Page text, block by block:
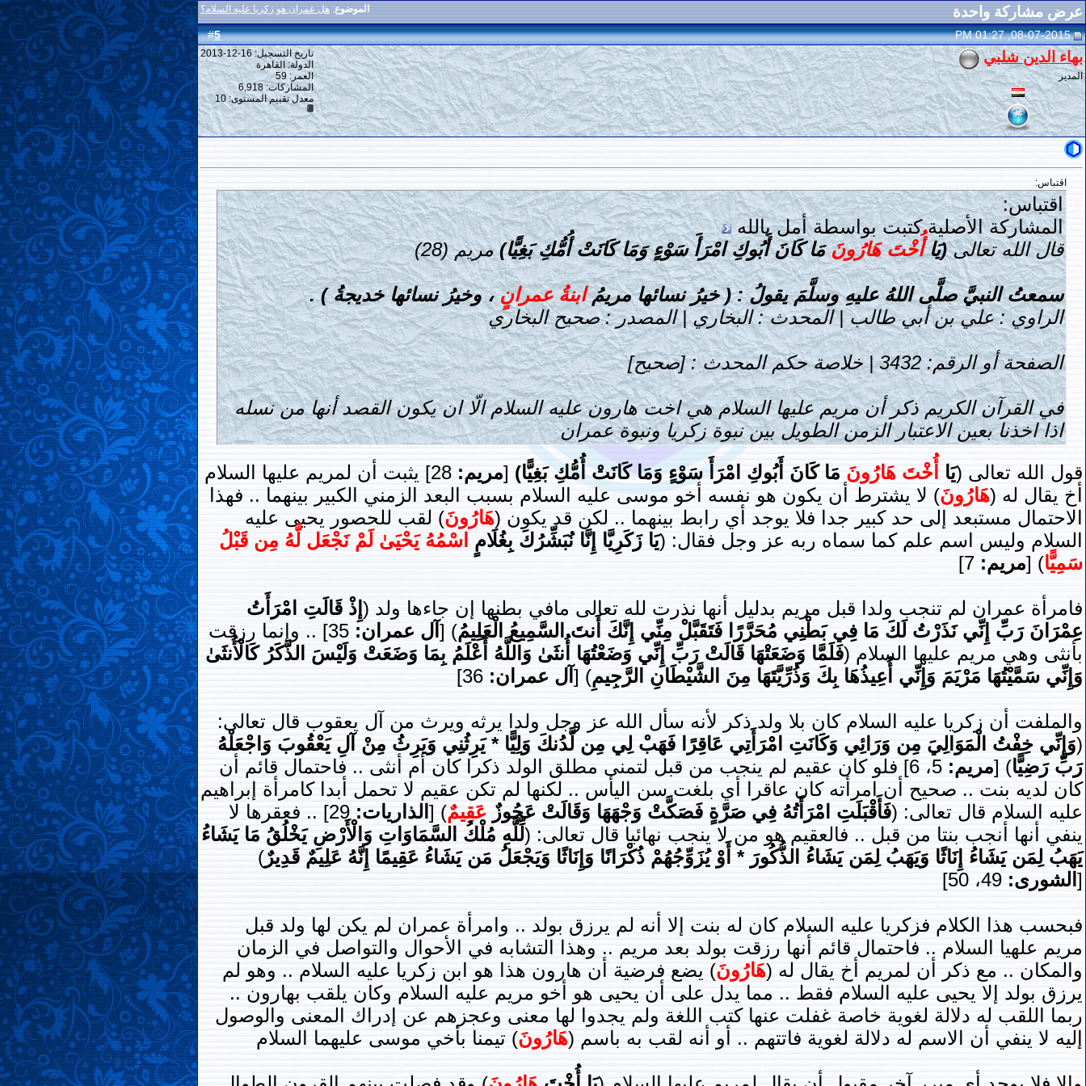
الموضوع: هل عمران هو زكريا عليه السلام؟ عرض مشاركة واحدة
#
5 08-07-2015, 01:27 PM
بهاء الدين شلبي
المدير
تاريخ التسجيل: 16-12-2013
الدولة: القاهرة
العمر: 59
المشاركات: 6,918
معدل تقييم المستوى: 10
اقتباس:
اقتباس:
المشاركة الأصلية كتبت بواسطة أمل بالله
قال الله تعالى(يَاأُخْتَ هَارُونَمَا كَانَ أَبُوكِ امْرَأَ سَوْءٍ وَمَا كَانَتْ أُمُّكِ بَغِيًّا)مريم (28)
سمعتُ النبيَّ صلَّى اللهُ عليهِ وسلَّمَ يقولُ : ( خيرُ نسائها مريمُابنةُ عمرانٍ، وخيرُ نسائها خديجةُ ) .
الراوي : علي بن أبي طالب | المحدث : البخاري | المصدر : صحيح البخاري
الصفحة أو الرقم: 3432 | خلاصة حكم المحدث : [صحيح]
في القرآن الكريم ذكر أن مريم عليها السلام هي اخت هارون عليه السلام الّا ان يكون القصد أنها من نسله
اذا اخذنا بعين الاعتبار الزمن الطويل بين نبوة زكريا ونبوة عمران
قول الله تعالى (يَا أُخْتَ هَارُونَ مَا كَانَ أَبُوكِ امْرَأَ سَوْءٍ وَمَا كَانَتْ أُمُّكِ بَغِيًّا) [مريم:
28] يثبت أن لمريم عليها السلام
أخ يقال له (هَارُونَ) لا يشترط أن يكون هو نفسه أخو موسى عليه السلام بسبب البعد الزمني الكبير بينهما .. فهذا
الاحتمال مستبعد إلى حد كبير جدا فلا يوجد أي رابط بينهما .. لكن قد يكون (هَارُونَ) لقب للحصور يحيى عليه
السلام وليس اسم علم كما سماه ربه عز وجل فقال: (يَا زَكَرِيَّا إِنَّا نُبَشِّرُكَ بِغُلَامٍ اسْمُهُ يَحْيَىٰ لَمْ نَجْعَل لَّهُ مِن قَبْلُ
سَمِيًّا) [مريم:
فامرأة عمران لم تنجب ولدا قبل مريم بدليل أنها نذرت لله تعالى مافي بطنها إن جاءها ولد ( إِذْ قَالَتِ امْرَأَتُ
عِمْرَانَ رَبِّ إِنِّي نَذَرْتُ لَكَ مَا فِي بَطْنِي مُحَرَّرًا فَتَقَبَّلْ مِنِّي إِنَّكَ أَنتَ السَّمِيعُ الْعَلِيمُ) [ آل عمران:
35] .. وإنما رزقت
بأنثى وهي مريم عليها السلام (فَلَمَّا وَضَعَتْهَا قَالَتْ رَبِّ إِنِّي وَضَعْتُهَا أُنثَىٰ وَاللَّهُ أَعْلَمُ بِمَا وَضَعَتْ وَلَيْسَ الذَّكَرُ كَالْأُنثَىٰ
وَإِنِّي سَمَّيْتُهَا مَرْيَمَ وَإِنِّي أُعِيذُهَا بِكَ وَذُرِّيَّتَهَا مِنَ الشَّيْطَانِ الرَّجِيمِ) [ آل عمران:
والملفت أن زكريا عليه السلام كان بلا ولد ذكر لأنه سأل الله عز وجل ولدا يرثه ويرث من آل يعقوب قال تعالى:
(وَإِنِّي خِفْتُ الْمَوَالِيَ مِن وَرَائِي وَكَانَتِ امْرَأَتِي عَاقِرًا فَهَبْ لِي مِن لَّدُنكَ وَلِيًّا * يَرِثُنِي وَيَرِثُ مِنْ آلِ يَعْقُوبَ وَاجْعَلْهُ
رَبِّ رَضِيًّا) [مريم:
5، 6] فلو كان عقيم لم ينجب من قبل لتمنى مطلق الولد ذكرا كان أم أنثى .. فاحتمال قائم أن
كان لديه بنت .. صحيح أن امرأته كان عاقرا أي بلغت سن اليأس .. لكنها لم تكن عقيم لا تحمل أبدا كامرأة إبراهيم
عليه السلام قال تعالى: (فَأَقْبَلَتِ امْرَأَتُهُ فِي صَرَّةٍ فَصَكَّتْ وَجْهَهَا وَقَالَتْ عَجُوزٌ عَقِيمٌ) [ الذاريات:
29] .. فعقرها لا
ينفي أنها أنجب بنتا من قبل .. فالعقيم هو من لا ينجب نهائيا قال تعالى: (لِّلَّهِ مُلْكُ السَّمَاوَاتِ وَالْأَرْضِ يَخْلُقُ مَا يَشَاءُ
يَهَبُ لِمَن يَشَاءُ إِنَاثًا وَيَهَبُ لِمَن يَشَاءُ الذُّكُورَ * أَوْ يُزَوِّجُهُمْ ذُكْرَانًا وَإِنَاثًا وَيَجْعَلُ مَن يَشَاءُ عَقِيمًا إِنَّهُ عَلِيمٌ قَدِيرٌ)
[ الشورى:
فبحسب هذا الكلام فزكريا عليه السلام كان له بنت إلا أنه لم يرزق بولد .. وامرأة عمران لم يكن لها ولد قبل
مريم علهيا السلام .. فاحتمال قائم أنها رزقت بولد بعد مريم .. وهذا التشابه في الأحوال والتواصل في الزمان
والمكان .. مع ذكر أن لمريم أخ يقال له (هَارُونَ) يضع فرضية أن هارون هذا هو ابن زكريا عليه السلام .. وهو لم
يرزق بولد إلا يحيى عليه السلام فقط .. مما يدل على أن يحيى هو أخو مريم عليه السلام وكان يلقب بهارون ..
ربما اللقب له دلالة لغوية خاصة غفلت عنها كتب اللغة ولم يجدوا لها معنى وعجزهم عن إدراك المعنى والوصول
إليه لا ينفي أن الاسم له دلالة لغوية فاتتهم .. أو أنه لقب به باسم (هَارُونَ) تيمنا بأخي موسى عليهما السلام